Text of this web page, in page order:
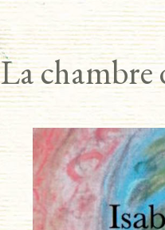
La chambre